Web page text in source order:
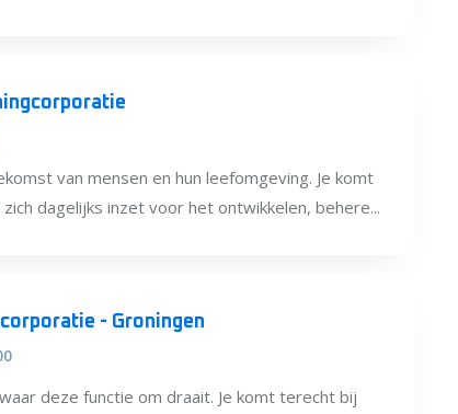
van mensen en hun leefomgeving. Je komt
dagelijks inzet voor het ontwikkelen, behere...
- Groningen
deze functie om draait. Je komt terecht bij